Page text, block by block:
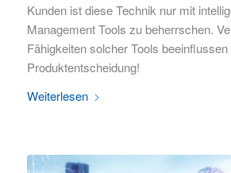
Kunden ist diese Technik nur mit
Management Tools zu beherrschen.
Fähigkeiten solcher Tools beeinflussen
Produktentscheidung!
Weiterlesen